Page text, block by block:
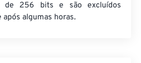
de 256 bits e são excluídos
algumas horas.